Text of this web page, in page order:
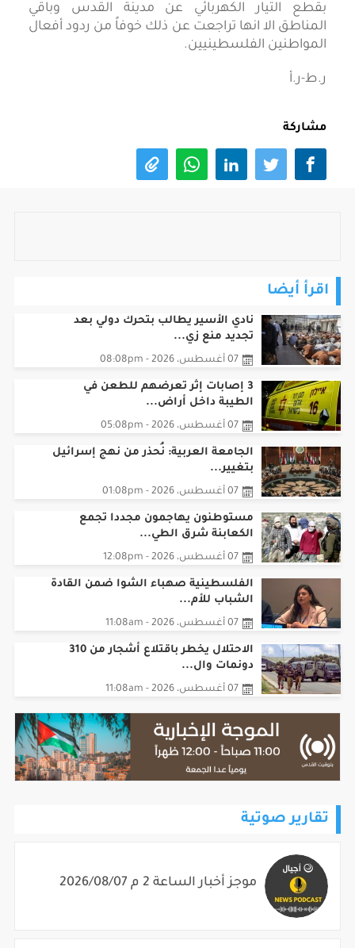
بقطع التيار الكهربائي عن مدينة القدس وباقي
المناطق الا انها تراجعت عن ذلك خوفاً من ردود أفعال
المواطنين الفلسطينيين.
ر.ط-ر.أ
مشاركة
اقرأ أيضا
نادي الأسير يطالب بتحرك دولي بعد
تجديد منع زي...
07 أغسطس، 2026 - 08:08pm
3 إصابات إثر تعرضهم للطعن في
الطيبة داخل أراض...
07 أغسطس، 2026 - 05:08pm
الجامعة العربية: نُحذر من نهج إسرائيل
بتغيير...
07 أغسطس، 2026 - 01:08pm
مستوطنون يهاجمون مجددا تجمع
الكعابنة شرق الطي...
07 أغسطس، 2026 - 12:08pm
الفلسطينية صهباء الشوا ضمن القادة
الشباب للأم...
07 أغسطس، 2026 - 11:08am
الاحتلال يخطر باقتلاع أشجار من 310
دونمات وال...
07 أغسطس، 2026 - 11:08am
تقارير صوتية
موجز أخبار الساعة 2 م 2026/08/07